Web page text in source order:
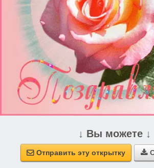
↓ Вы можете ↓
 Отправить эту открытку 